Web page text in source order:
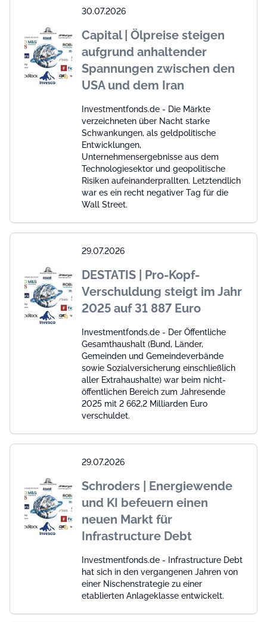
30.07.2026
Capital | Ölpreise steigen
aufgrund anhaltender
Spannungen zwischen den
USA und dem Iran
Investmentfonds.de - Die Märkte
verzeichneten über Nacht starke
Schwankungen, als geldpolitische
Entwicklungen,
Unternehmensergebnisse aus dem
Technologiesektor und geopolitische
Risiken aufeinanderprallten. Letztendlich
war es ein recht negativer Tag für die
Wall Street.
29.07.2026
DESTATIS | Pro-Kopf-
Verschuldung steigt im Jahr
2025 auf 31 887 Euro
Investmentfonds.de - Der Öffentliche
Gesamthaushalt (Bund, Länder,
Gemeinden und Gemeindeverbände
sowie Sozialversicherung einschließlich
aller Extrahaushalte) war beim nicht-
öffentlichen Bereich zum Jahresende
2025 mit 2 662,2 Milliarden Euro
verschuldet.
29.07.2026
Schroders | Energiewende
und KI befeuern einen
neuen Markt für
Infrastructure Debt
Investmentfonds.de - Infrastructure Debt
hat sich in den vergangenen Jahren von
einer Nischenstrategie zu einer
etablierten Anlageklasse entwickelt.